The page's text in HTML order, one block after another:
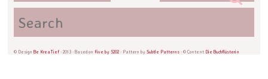
© DesignBe KreaTief · 2013 · Based on Five by 5202 · Pattern bySubtle Patterns · © Content Die Buchflüsterin